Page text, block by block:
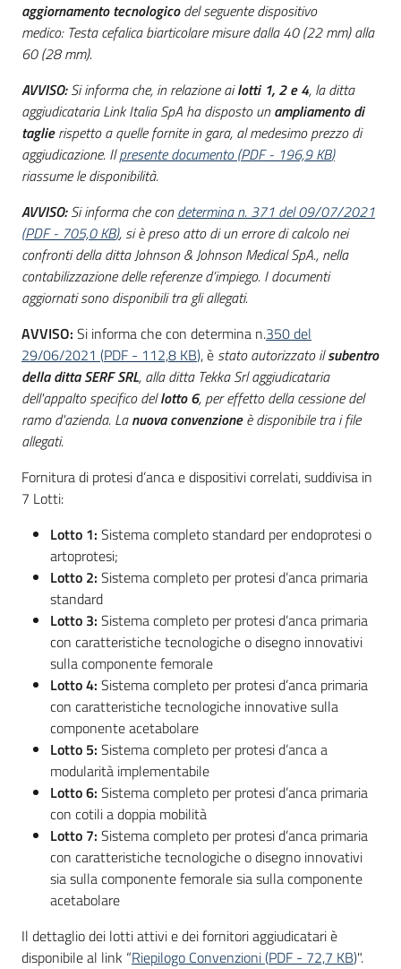
aggiornamento tecnologicodel seguente dispositivo
medico: Testa cefalica biarticolare misure dalla 40 (22 mm) alla
60 (28 mm).
AVVISO:Si informa che, in relazione ailotti 1, 2 e 4, la ditta
aggiudicataria Link Italia SpA ha disposto un ampliamento di
taglierispetto a quelle fornite in gara, al medesimo prezzo di
aggiudicazione. Ilpresente documento(PDF- 196,9 KB)
riassume le disponibilità.
AVVISO:Si informa che con determina n. 371 del 09/07/2021
(PDF- 705,0 KB), si è preso atto di un errore di calcolo nei
confronti della ditta Johnson & Johnson Medical SpA., nella
contabilizzazione delle referenze d’impiego. I documenti
aggiornati sono disponibili tra gli allegati.
AVVISO: Si informa che con determina n.350 del
29/06/2021 (PDF - 112,8 KB), è stato autorizzato ilsubentro
della ditta SERF SRL, alla ditta Tekka Srl aggiudicataria
dell'appalto specifico dellotto 6, per effetto della cessione del
ramo d'azienda. Lanuova convenzioneè disponibile tra i file
allegati.
Fornitura di protesi d’anca e dispositivi correlati, suddivisa in
7 Lotti:
Lotto 1: Sistema completo standard per endoprotesi o
artoprotesi;
Lotto 2: Sistema completo per protesi d’anca primaria
standard
Lotto 3: Sistema completo per protesi d’anca primaria
con caratteristiche tecnologiche o disegno innovativi
sulla componente femorale
Lotto 4: Sistema completo per protesi d’anca primaria
con caratteristiche tecnologiche innovative sulla
componente acetabolare
Lotto 5: Sistema completo per protesi d’anca a
modularità implementabile
Lotto 6: Sistema completo per protesi d’anca primaria
con cotili a doppia mobilità
Lotto 7: Sistema completo per protesi d’anca primaria
con caratteristiche tecnologiche o disegno innovativi
sia sulla componente femorale sia sulla componente
acetabolare
Il dettaglio dei lotti attivi e dei fornitori aggiudicatari è
disponibile al link “Riepilogo Convenzioni(PDF - 72,7 KB)".